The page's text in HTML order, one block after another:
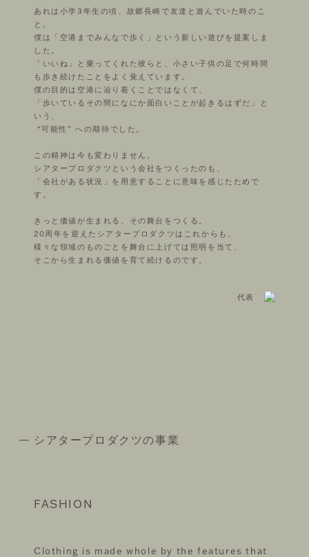
あれは小学3年生の頃、故郷長崎で友達と遊んでいた時のこ
と。
僕は「空港までみんなで歩く」という新しい遊びを提案しま
した。
「いいね」と乗ってくれた彼らと、小さい子供の足で何時間
も歩き続けたことをよく覚えています。
僕の目的は空港に辿り着くことではなくて、
「歩いているその間になにか面白いことが起きるはずだ」と
いう、
“可能性” への期待でした。
この精神は今も変わりません。
シアタープロダクツという会社をつくったのも、
「会社がある状況」を用意することに意味を感じたためで
す。
きっと価値が生まれる、その舞台をつくる。
20周年を迎えたシアタープロダクツはこれからも、
様々な領域のものごとを舞台に上げては照明を当て、
そこから生まれる価値を育て続けるのです。
代表
シアタープロダクツの事業
FASHION
Clothing is made whole by the features that